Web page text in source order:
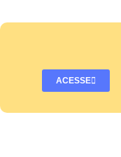
ACESSE